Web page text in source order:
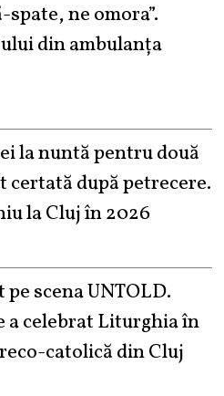
spate, ne omora”.
din ambulanța
la nuntă pentru două
certată după petrecere.
la Cluj în 2026
scena UNTOLD.
a celebrat Liturghia în
catolică din Cluj